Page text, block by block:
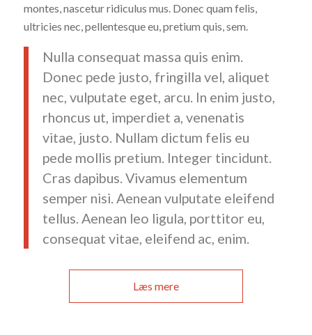
montes, nascetur ridiculus mus. Donec quam felis,
ultricies nec, pellentesque eu, pretium quis, sem.
Nulla consequat massa quis enim.
Donec pede justo, fringilla vel, aliquet
nec, vulputate eget, arcu. In enim justo,
rhoncus ut, imperdiet a, venenatis
vitae, justo. Nullam dictum felis eu
pede mollis pretium. Integer tincidunt.
Cras dapibus. Vivamus elementum
semper nisi. Aenean vulputate eleifend
tellus. Aenean leo ligula, porttitor eu,
consequat vitae, eleifend ac, enim.
Læs mere